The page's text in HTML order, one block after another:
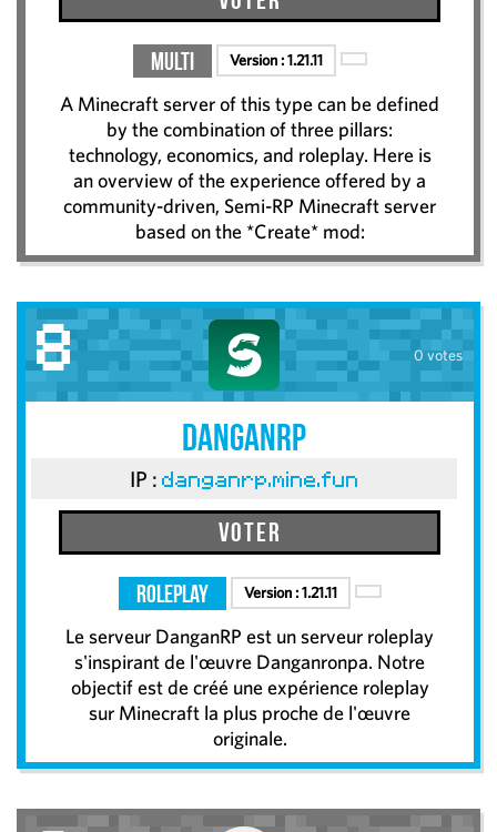
Multi Version :1.21.11
A Minecraft server of this type can be defined
by the combination of three pillars:
technology, economics, and roleplay. Here is
an overview of the experience offered by a
community-driven, Semi-RP Minecraft server
based on the *Create* mod:
8 0 votes
DanganRP
IP : danganrp.mine.fun
Voter
RolePlay Version :1.21.11
Le serveur DanganRP est un serveur roleplay
s'inspirant de l'œuvre Danganronpa. Notre
objectif est de créé une expérience roleplay
sur Minecraft la plus proche de l'œuvre
originale.